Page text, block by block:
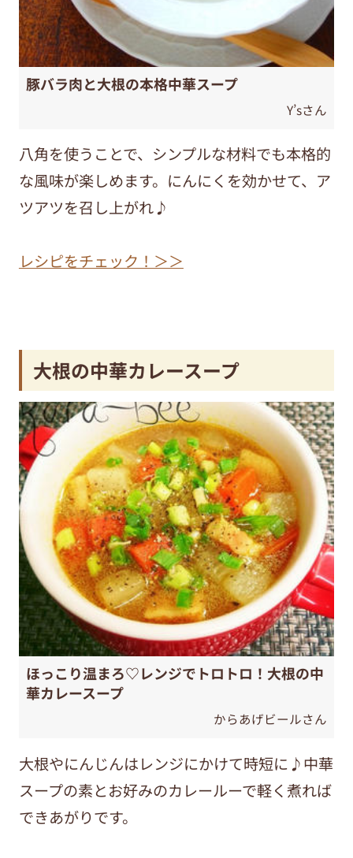
豚バラ肉と大根の本格中華スープ
Y’sさん
八角を使うことで、シンプルな材料でも本格的
な風味が楽しめます。にんにくを効かせて、ア
ツアツを召し上がれ♪
レシピをチェック！＞＞
大根の中華カレースープ
ほっこり温まろ♡レンジでトロトロ！大根の中
華カレースープ
からあげビールさん
大根やにんじんはレンジにかけて時短に♪中華
スープの素とお好みのカレールーで軽く煮れば
できあがりです。